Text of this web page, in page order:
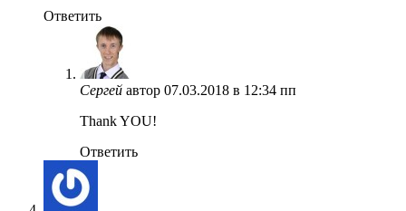
Ответить
Сергей автор 07.03.2018 в 12:34 пп
Thank YOU!
Ответить